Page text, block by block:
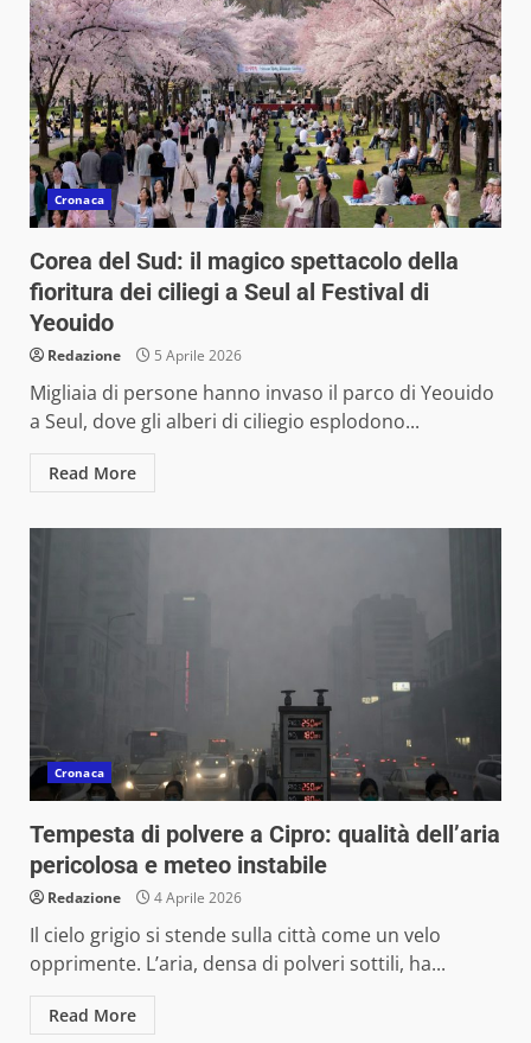
Cronaca
Corea del Sud: il magico spettacolo della
fioritura dei ciliegi a Seul al Festival di
Yeouido
Redazione 5 Aprile 2026
Migliaia di persone hanno invaso il parco di Yeouido
a Seul, dove gli alberi di ciliegio esplodono...
Read More
Cronaca
Tempesta di polvere a Cipro: qualità dell’aria
pericolosa e meteo instabile
Redazione 4 Aprile 2026
Il cielo grigio si stende sulla città come un velo
opprimente. L’aria, densa di polveri sottili, ha...
Read More